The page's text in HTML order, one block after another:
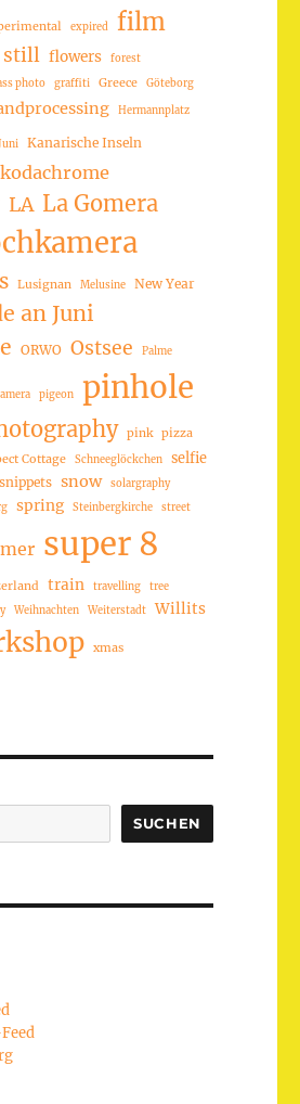
expired film
still flowers forest
photo graffiti Greece Göteborg
Hermannplatz
Kanarische Inseln
kodachrome
LA La Gomera
Lusignan Melusine New Year
an Juni
ORWO Ostsee Palme
pigeon pinhole
pink pizza
Cottage Schneeglöckchen selfie
snippets snow
solargraphy
spring Steinbergkirche street
super 8
train travelling tree
Weihnachten Weiterstadt Willits
xmas
SUCHEN